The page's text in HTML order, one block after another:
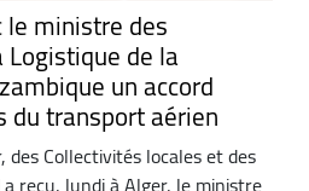
le ministre des
de la
un accord
du transport aérien
Collectivités locales et des